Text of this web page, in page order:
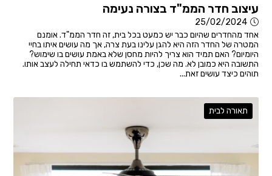
עיצוב חדר הממ"ד בצורה נעימה
25/02/2024
אחד מהחדרים שהיום כבר יש כמעט בכל בית, זה חדר הממ"ד. אומנם
המטרה של החדר הזה היא להגן עלינו בעת צרה, אך מה עושים איתו בחיי
היומיום? האם תמיד הוא צריך להיות מחסן שלא באמת עושים בו שימוש?
התשובה היא כמובן לא. מה שכן, כדי להשתמש בו כדאי תחילה לעצב אותו.
תוהים כיצד עושים זאת...
תאורה לבית